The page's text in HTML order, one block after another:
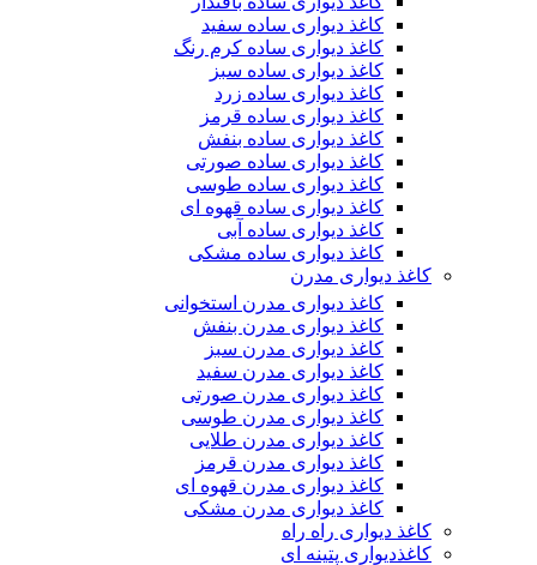
کاغذ دیواری ساده سفید
کاغذ دیواری ساده کرم رنگ
کاغذ دیواری ساده سبز
کاغذ دیواری ساده زرد
کاغذ دیواری ساده قرمز
کاغذ دیواری ساده بنفش
کاغذ دیواری ساده صورتی
کاغذ دیواری ساده طوسی
کاغذ دیواری ساده قهوه ای
کاغذ دیواری ساده آبی
کاغذ دیواری ساده مشکی
کاغذ دیواری مدرن
کاغذ دیواری مدرن استخوانی
کاغذ دیواری مدرن بنفش
کاغذ دیواری مدرن سبز
کاغذ دیواری مدرن سفید
کاغذ دیواری مدرن صورتی
کاغذ دیواری مدرن طوسی
کاغذ دیواری مدرن طلایی
کاغذ دیواری مدرن قرمز
کاغذ دیواری مدرن قهوه ای
کاغذ دیواری مدرن مشکی
کاغذ دیواری راه راه
کاغذدیواری پتینه ای